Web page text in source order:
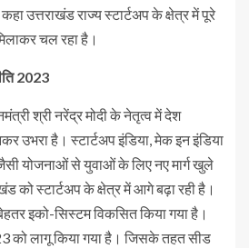
उत्तराखंड राज्य स्टार्टअप के क्षेत्र में पूरे
चल रहा है।
2023
श्री नरेंद्र मोदी के नेतृत्व में देश
उभरा है। स्टार्टअप इंडिया, मेक इन इंडिया
योजनाओं से युवाओं के लिए नए मार्ग खुले
को स्टार्टअप के क्षेत्र में आगे बढ़ा रही है।
इको-सिस्टम विकसित किया गया है।
को लागू किया गया है। जिसके तहत सीड